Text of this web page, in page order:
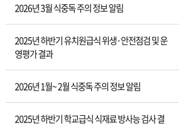
2026년 3월 식중독 주의 정보 알림
2025년 하반기 유치원급식 위생·안전점검 및 운
영평가 결과
2026년 1월~ 2월 식중독 주의 정보 알림
2025년 하반기 학교급식 식재료 방사능 검사 결